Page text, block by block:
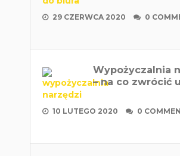
29 CZERWCA 2020 0
Wypożyczalnia
– na co zwrócić
10 LUTEGO 2020 0